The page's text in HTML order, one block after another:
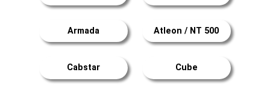
Armada Atleon / NT 500
Cabstar Cube